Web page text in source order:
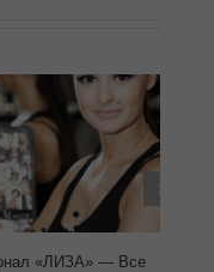
«ЛИЗА» — Все